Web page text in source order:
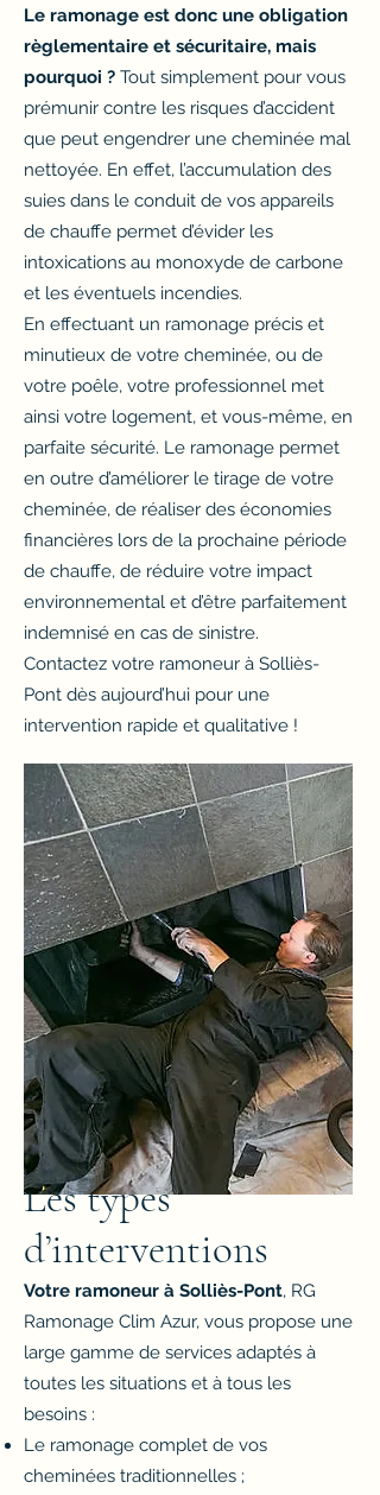
Le ramonage est donc une obligation
règlementaire et sécuritaire, mais
pourquoi ? Tout simplement pour vous
prémunir contre les risques d’accident
que peut engendrer une cheminée mal
nettoyée. En effet, l’accumulation des
suies dans le conduit de vos appareils
de chauffe permet d’évider les
intoxications au monoxyde de carbone
et les éventuels incendies.
En effectuant un ramonage précis et
minutieux de votre cheminée, ou de
votre poêle, votre professionnel met
ainsi votre logement, et vous-même, en
parfaite sécurité. Le ramonage permet
en outre d’améliorer le tirage de votre
cheminée, de réaliser des économies
financières lors de la prochaine période
de chauffe, de réduire votre impact
environnemental et d’être parfaitement
indemnisé en cas de sinistre.
Contactez votre ramoneur à Solliès-
Pont dès aujourd’hui pour une
intervention rapide et qualitative !
Les types
d’interventions
Votre ramoneur à Solliès-Pont, RG
Ramonage Clim Azur, vous propose une
large gamme de services adaptés à
toutes les situations et à tous les
besoins :
Le ramonage complet de vos
cheminées traditionnelles ;